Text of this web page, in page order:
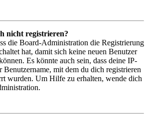
nicht registrieren?
die Board-Administration die Registrierung
hat, damit sich keine neuen Benutzer
Es könnte auch sein, dass deine IP-
Benutzername, mit dem du dich registrieren
wurden. Um Hilfe zu erhalten, wende dich